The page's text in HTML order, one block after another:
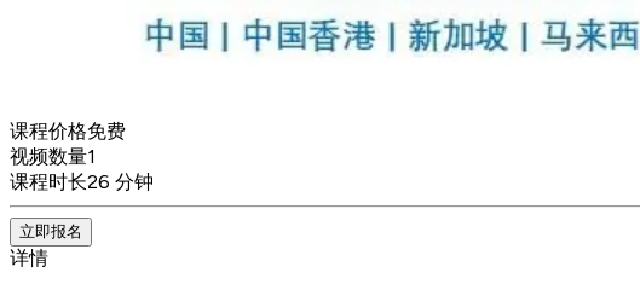
课程价格免费
视频数量1
课程时长26 分钟
立即报名
详情